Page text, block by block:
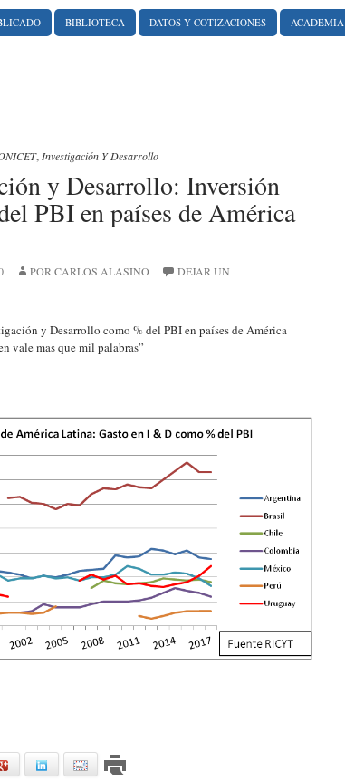
BIBLIOTECA DATOS Y COTIZACIONES ACADEMIA
, Investigación Y Desarrollo
y Desarrollo: Inversión
PBI en países de América
POR CARLOS ALASINO
DEJAR UN
y Desarrollo como % del PBI en países de América
vale mas que mil palabras”
google linkedin